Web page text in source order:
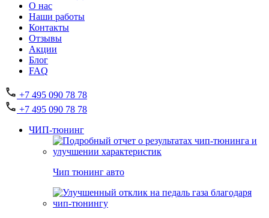
О нас
Наши работы
Контакты
Отзывы
Акции
Блог
FAQ
+7 495 090 78 78
+7 495 090 78 78
ЧИП-тюнинг
Чип тюнинг авто